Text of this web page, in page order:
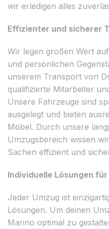
wir erledigen alles
Effizienter und sicherer
Wir legen großen Wert
und persönlichen
unserem Transport von
qualifizierte Mitarbeiter
Unsere Fahrzeuge sind
ausgelegt und bieten
Möbel. Durch unsere
Umzugsbereich wissen
Sachen effizient und
Individuelle Lösungen
Jeder Umzug ist
Lösungen. Um deinen
Marino optimal zu